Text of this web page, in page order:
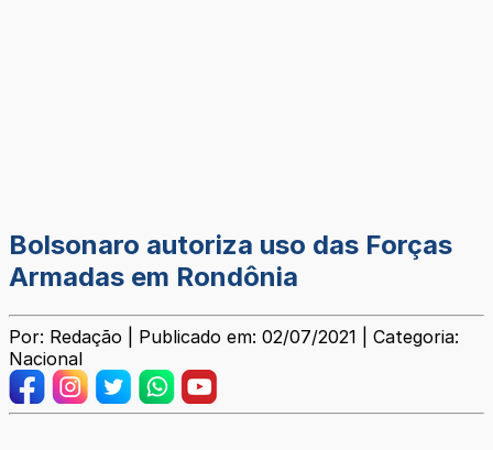
Bolsonaro autoriza uso das Forças
Armadas em Rondônia
Por: Redação | Publicado em: 02/07/2021 | Categoria:
Nacional